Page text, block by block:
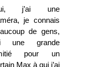
j’ai une
je connais
de gens,
une grande
pour un
Max à qui j’ai